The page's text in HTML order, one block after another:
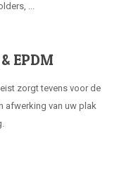
...
EPDM
zorgt tevens voor de
afwerking van uw plak